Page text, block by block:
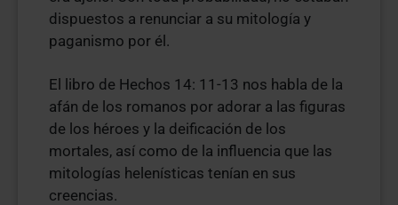
dispuestos a renunciar a su mitología y
paganismo por él.
El libro de Hechos 14: 11-13 nos habla de la
afán de los romanos por adorar a las figuras
de los héroes y la deificación de los
mortales, así como de la influencia que las
mitologías helenísticas tenían en sus
creencias.